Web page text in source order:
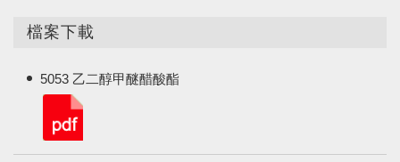
檔案下載
5053 乙二醇甲醚醋酸酯